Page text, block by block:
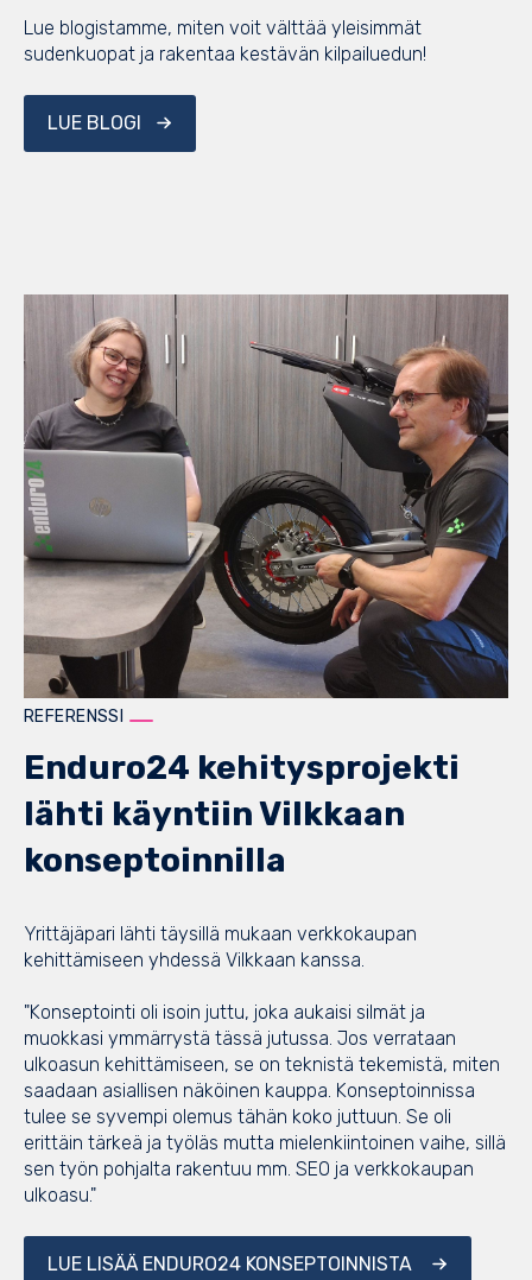
Lue blogistamme, miten voit välttää yleisimmät
sudenkuopat ja rakentaa kestävän kilpailuedun!
LUE BLOGI
REFERENSSI
Enduro24 kehitysprojekti
lähti käyntiin Vilkkaan
konseptoinnilla
Yrittäjäpari lähti täysillä mukaan verkkokaupan
kehittämiseen yhdessä Vilkkaan kanssa.
"Konseptointi oli isoin juttu, joka aukaisi silmät ja
muokkasi ymmärrystä tässä jutussa. Jos verrataan
ulkoasun kehittämiseen, se on teknistä tekemistä, miten
saadaan asiallisen näköinen kauppa. Konseptoinnissa
tulee se syvempi olemus tähän koko juttuun. Se oli
erittäin tärkeä ja työläs mutta mielenkiintoinen vaihe, sillä
sen työn pohjalta rakentuu mm. SEO ja verkkokaupan
ulkoasu."
LUE LISÄÄ ENDURO24 KONSEPTOINNISTA